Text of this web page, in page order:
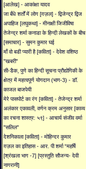
[आलेख] - आकांक्षा यादव
जा बँधे शर्तों में लोग [ग़ज़ल] - द्विजेन्द्र द्विज
अपाहिज [लघुकथा] - मीनाक्षी जिजीविषा
तेजेन्द्र शर्मा कनाडा के हिन्दी लेखकों के बीच
[समाचार] - सुमन कुमार घई
माँ वो बडी प्यारी है [कविता] - देवेश वशिष्ठ
"खबरी"
सी-डैक, पुणे का हिन्दी सूचना प्रौद्योगिकी के
क्षेत्र में महत्वपूर्ण योगदान (भाग-3) - डॉ.
काजल बाजपेयी
मेरे पासपोर्ट का रंग [कविता] - तेजेन्द्र शर्मा
अलंकार एकावली, वर्णन क्रम अनुसार [काव्य
का रचना शास्त्र: ५९] - आचार्य संजीव वर्मा
"सलिल"
देशनिकाला [कविता] - मोहिन्दर कुमार
ग़ज़ल का इतिहास - आर. पी शर्मा “महर्षि
[श्रंखला भाग -7] [प्रस्तुति सौजन्य- देवी
नागरानी]